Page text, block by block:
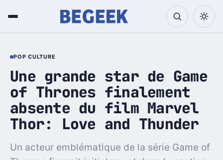
POP CULTURE
Une grande star de Game
of Thrones finalement
absente du film Marvel
Thor: Love and Thunder
Un acteur emblématique de la série Game of